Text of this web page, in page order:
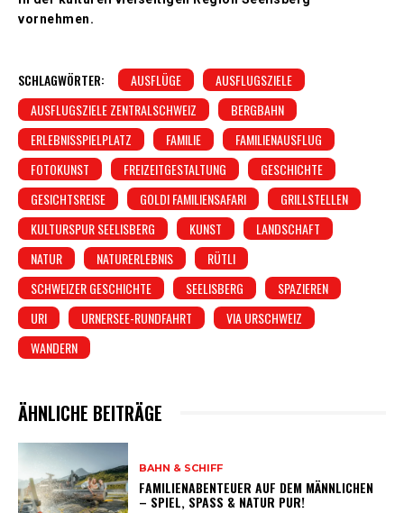
vornehmen.
SCHLAGWÖRTER: AUSFLÜGE
AUSFLUGSZIELE
AUSFLUGSZIELE ZENTRALSCHWEIZ
BERGBAHN
ERLEBNISSPIELPLATZ
FAMILIE
FAMILIENAUSFLUG
FOTOKUNST
FREIZEITGESTALTUNG
GESCHICHTE
GESICHTSREISE
GOLDI FAMILIENSAFARI
GRILLSTELLEN
KULTURSPUR SEELISBERG
KUNST
LANDSCHAFT
NATUR
NATURERLEBNIS
RÜTLI
SCHWEIZER GESCHICHTE
SEELISBERG
SPAZIEREN
URI
URNERSEE-RUNDFAHRT
VIA URSCHWEIZ
WANDERN
ÄHNLICHE BEITRÄGE
BAHN & SCHIFF
FAMILIENABENTEUER AUF DEM MÄNNLICHEN
– SPIEL, SPASS & NATUR PUR!